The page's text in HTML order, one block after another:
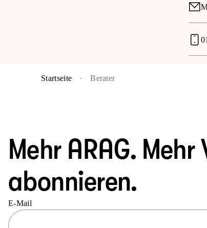
Startseite Berater
Mehr ARAG.
abonnieren.
E-Mail